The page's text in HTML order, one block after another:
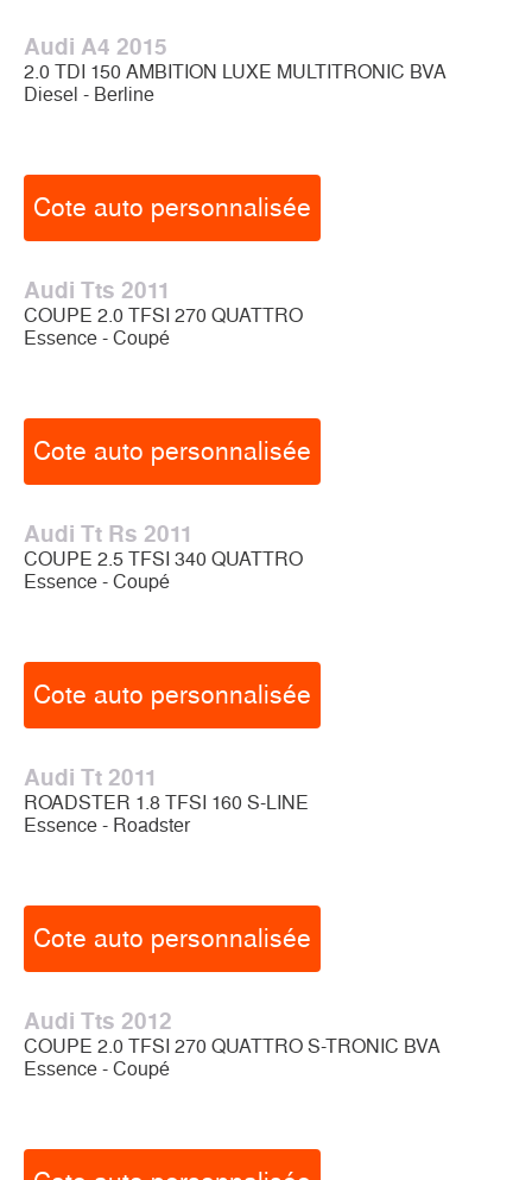
Audi A4 2015
2.0 TDI 150 AMBITION LUXE MULTITRONIC BVA
Diesel - Berline
Cote auto personnalisée
Audi Tts 2011
COUPE 2.0 TFSI 270 QUATTRO
Essence - Coupé
Cote auto personnalisée
Audi Tt Rs 2011
COUPE 2.5 TFSI 340 QUATTRO
Essence - Coupé
Cote auto personnalisée
Audi Tt 2011
ROADSTER 1.8 TFSI 160 S-LINE
Essence - Roadster
Cote auto personnalisée
Audi Tts 2012
COUPE 2.0 TFSI 270 QUATTRO S-TRONIC BVA
Essence - Coupé